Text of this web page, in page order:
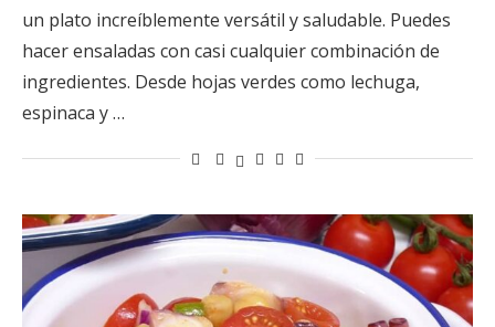
un plato increíblemente versátil y saludable. Puedes
hacer ensaladas con casi cualquier combinación de
ingredientes. Desde hojas verdes como lechuga,
espinaca y …